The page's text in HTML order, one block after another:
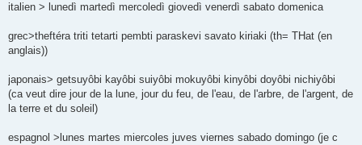
italien > lunedì martedì mercoledì giovedì venerdì sabato domenica
grec>theftéra triti tetarti pembti paraskevi savato kiriaki (th= THat (en
anglais))
japonais> getsuyôbi kayôbi suiyôbi mokuyôbi kinyôbi doyôbi nichiyôbi
(ca veut dire jour de la lune, jour du feu, de l'eau, de l'arbre, de l'argent, de
la terre et du soleil)
espagnol >lunes martes miercoles juves viernes sabado domingo (je c